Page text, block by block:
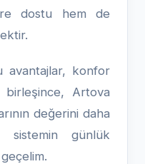
dostu hem de
avantajlar, konfor
Artova
değerini daha
sistemin günlük